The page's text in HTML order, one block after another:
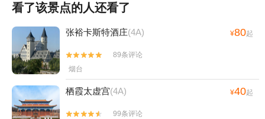
看了该景点的人还看了
张裕卡斯特酒庄(4A) ¥80起


89条评论
烟台
栖霞太虚宫(4A) ¥40起

 99条评论